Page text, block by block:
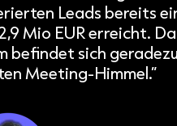
Leads bereits
Mio EUR erreicht.
befindet sich
Meeting-Himmel.”